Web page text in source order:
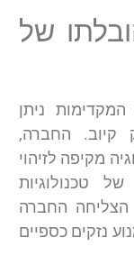
של
ניתן
החברה,
מקיפה לזיהוי
טכנולוגיות
הצליחה החברה
נזקים כספיים